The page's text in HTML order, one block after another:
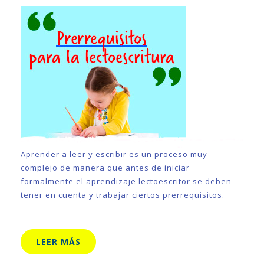
Aprender a leer y escribir es un proceso muy
complejo de manera que antes de iniciar
formalmente el aprendizaje lectoescritor se deben
tener en cuenta y trabajar ciertos prerrequisitos.
LEER MÁS